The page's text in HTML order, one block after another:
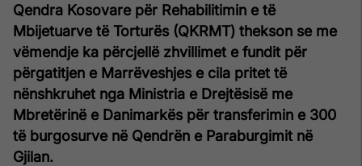
Qendra Kosovare për Rehabilitimin e të
Mbijetuarve të Torturës (QKRMT) thekson se me
vëmendje ka përcjellë zhvillimet e fundit për
përgatitjen e Marrëveshjes e cila pritet të
nënshkruhet nga Ministria e Drejtësisë me
Mbretërinë e Danimarkës për transferimin e 300
të burgosurve në Qendrën e Paraburgimit në
Gjilan.